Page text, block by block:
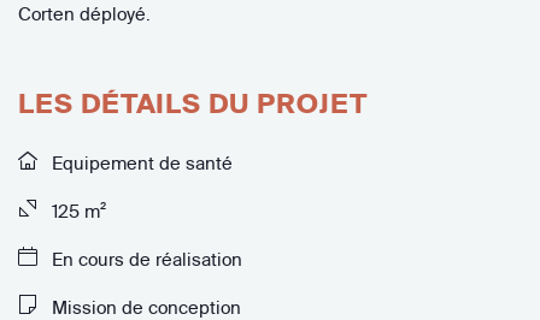
Corten déployé.
LES DÉTAILS DU PROJET
Equipement de santé
125 m²
En cours de réalisation
Mission de conception